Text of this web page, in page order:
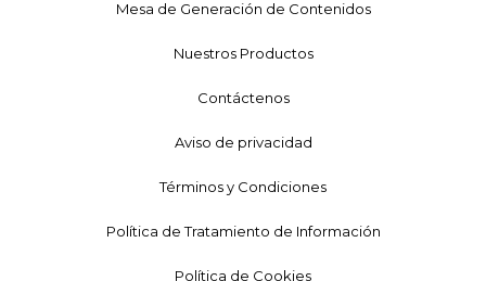
Mesa de Generación de Contenidos
Nuestros Productos
Contáctenos
Aviso de privacidad
Términos y Condiciones
Política de Tratamiento de Información
Política de Cookies